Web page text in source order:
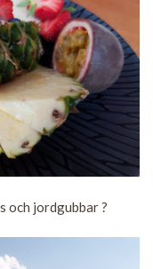
och jordgubbar ?